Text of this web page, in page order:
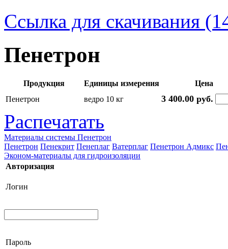
Ссылка для скачивания
Пенетрон
Продукция Единицы измерения
Цена
Пенетрон
ведро 10 кг 3 400.00 руб.
Распечатать
Материалы системы Пенетрон
Пенетрон Пенекрит Пенеплаг Ватерплаг Пенетрон Адмикс
Эконом-материалы для гидроизоляции
Авторизация
Логин
Пароль